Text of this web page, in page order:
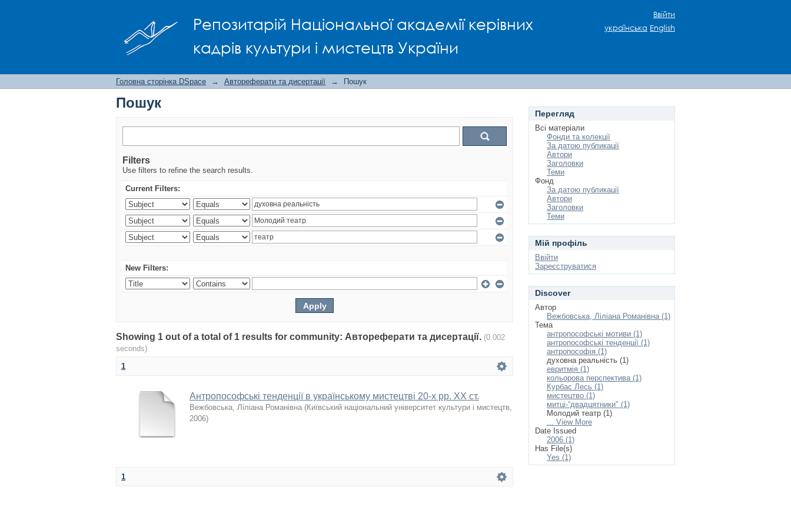
Репозитарій Національної академії керівних
кадрів культури і мистецтв України
Ввійти
українська English
Головна сторінка DSpace → Автореферати та дисертації → Пошук
Пошук
Filters
Use filters to refine the search results.
Current Filters:
New Filters:
Showing 1 out of a total of 1 results for community: Автореферати та дисертації. (0.002
seconds)
1
Антропософські тенденції в українському мистецтві 20-х рр. ХХ ст.
Вежбовська, Ліліана Романівна (Київський національний університет культури і мистецтв,
2006)
1
Перегляд
Всі матеріали
Фонди та колекції
За датою публикації
Автори
Заголовки
Теми
Фонд
За датою публикації
Автори
Заголовки
Теми
Мій профіль
Ввійти
Зареєструватися
Discover
Автор
Вежбовська, Ліліана Романівна (1)
Тема
антропософські мотиви (1)
антропософські тенденції (1)
антропософія (1)
духовна реальність (1)
евритмія (1)
кольорова перспектива (1)
Курбас Лесь (1)
мистецтво (1)
митці-“двадцятники" (1)
Молодий театр (1)
... View More
Date Issued
2006 (1)
Has File(s)
Yes (1)